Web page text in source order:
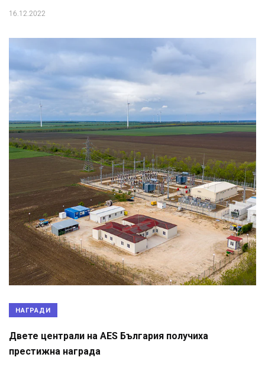
16.12.2022
НАГРАДИ
Двете централи на AES България получиха
престижна награда